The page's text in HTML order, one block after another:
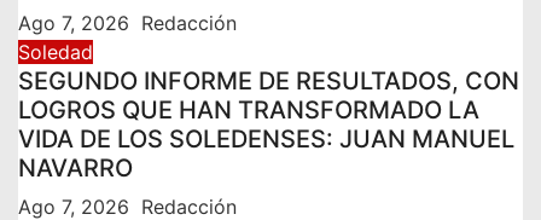
Ago 7, 2026 Redacción
Soledad
SEGUNDO INFORME DE RESULTADOS, CON
LOGROS QUE HAN TRANSFORMADO LA
VIDA DE LOS SOLEDENSES: JUAN MANUEL
NAVARRO
Ago 7, 2026 Redacción